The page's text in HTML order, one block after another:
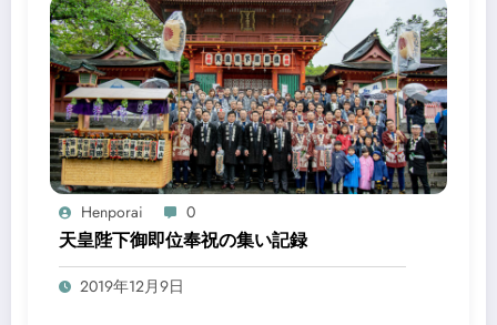
Henporai 0
天皇陛下御即位奉祝の集い記録
2019年12月9日